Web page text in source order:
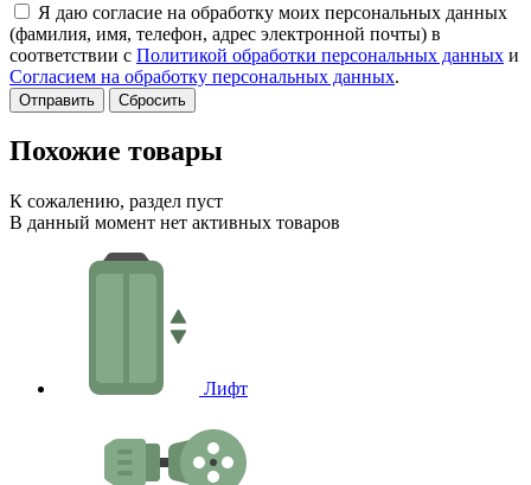
Я даю согласие на обработку моих персональных данных
(фамилия, имя, телефон, адрес электронной почты) в
соответствии с Политикой обработки персональных данных и
Согласием на обработку персональных данных.
Сбросить
Похожие товары
К сожалению, раздел пуст
В данный момент нет активных товаров
Лифт